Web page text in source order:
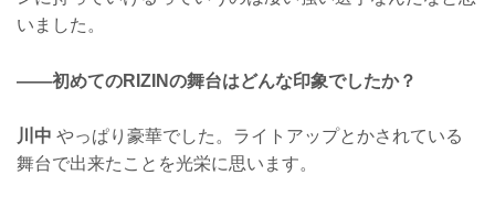
いました。
——初めてのRIZINの舞台はどんな印象でしたか？
川中 やっぱり豪華でした。ライトアップとかされている
舞台で出来たことを光栄に思います。